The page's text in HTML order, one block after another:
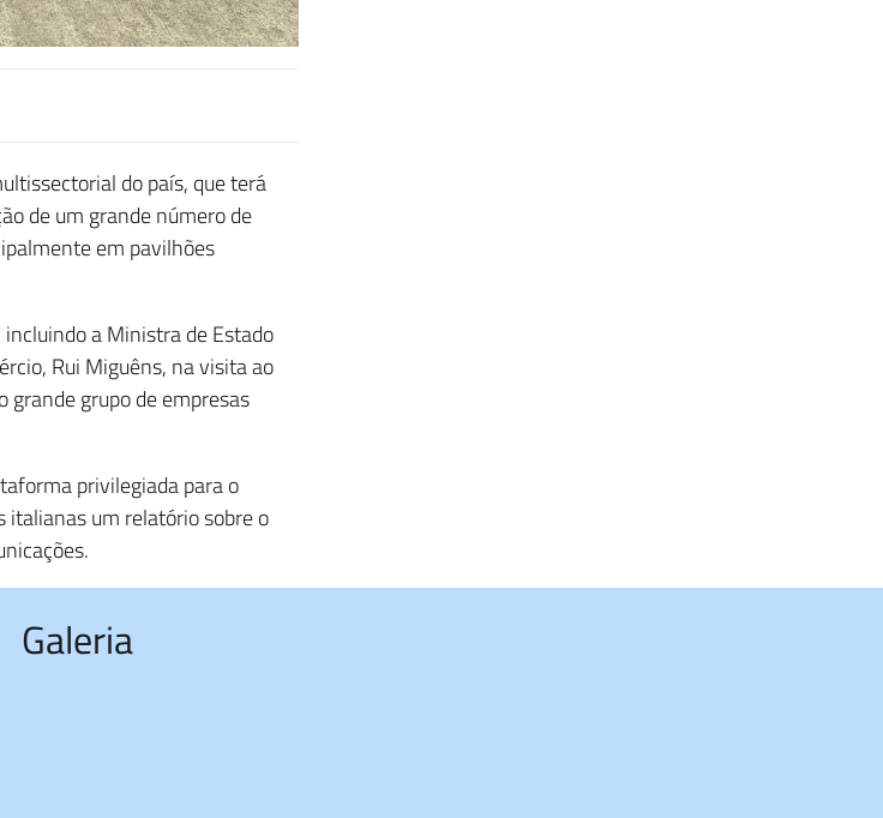
do país, que terá
de um grande número de
em pavilhões
a Ministra de Estado
Rui Miguêns, na visita ao
grande grupo de empresas
privilegiada para o
italianas um relatório sobre o
Galeria